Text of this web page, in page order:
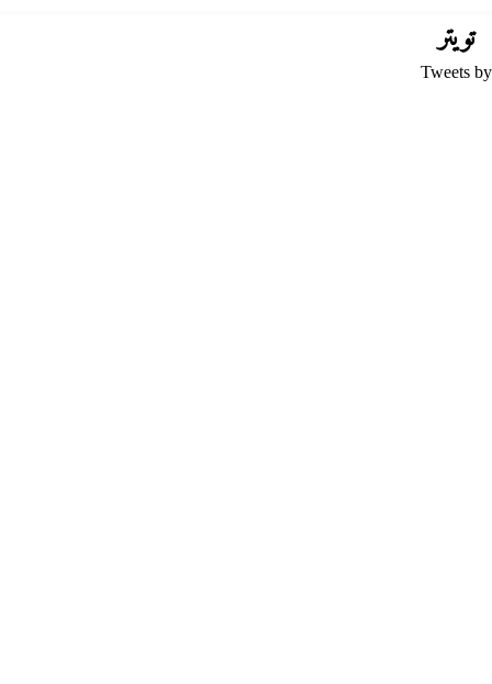
تويتر
Tweets by